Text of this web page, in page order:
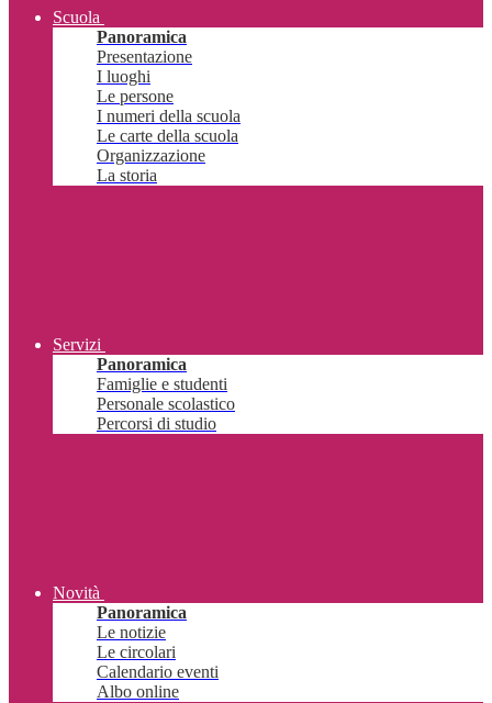
Scuola
Panoramica
Presentazione
I luoghi
Le persone
I numeri della scuola
Le carte della scuola
Organizzazione
La storia
Servizi
Panoramica
Famiglie e studenti
Personale scolastico
Percorsi di studio
Novità
Panoramica
Le notizie
Le circolari
Calendario eventi
Albo online